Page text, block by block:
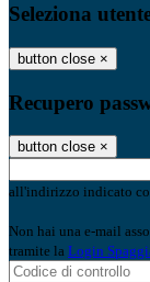
Seleziona
button close ×
Recupero
button close ×
all'indirizzo indicato
Non hai una e-mail
tramite la Login